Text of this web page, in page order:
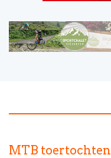
MTB toertochten